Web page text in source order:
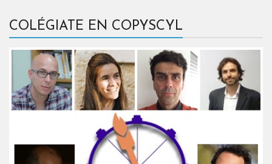
COLÉGIATE EN COPYSCYL